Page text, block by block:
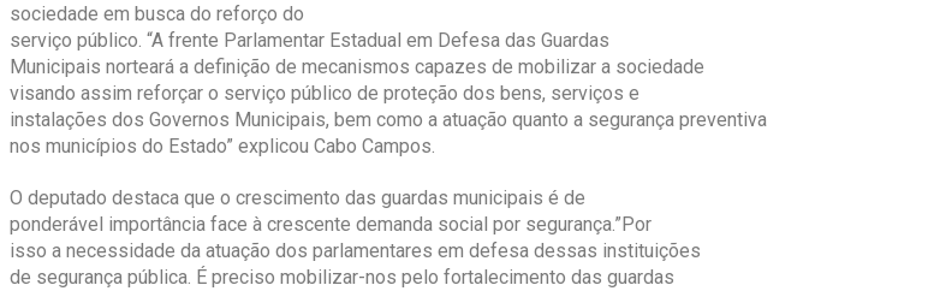
sociedade em busca do reforço do
serviço público. “A frente Parlamentar Estadual em Defesa das Guardas
Municipais norteará a definição de mecanismos capazes de mobilizar a sociedade
visando assim reforçar o serviço público de proteção dos bens, serviços e
instalações dos Governos Municipais, bem como a atuação quanto a segurança preventiva
nos municípios do Estado” explicou Cabo Campos.
O deputado destaca que o crescimento das guardas municipais é de
ponderável importância face à crescente demanda social por segurança.”Por
isso a necessidade da atuação dos parlamentares em defesa dessas instituições
de segurança pública. É preciso mobilizar-nos pelo fortalecimento das guardas